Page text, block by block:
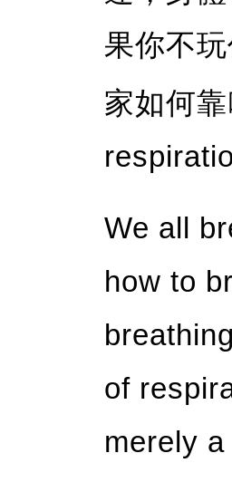
果你不
家如何
We all
how to
of
merely